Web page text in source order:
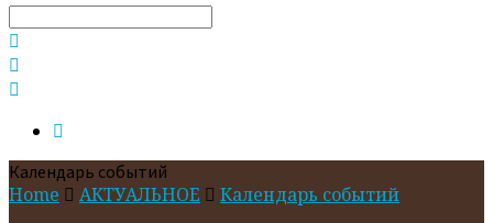
Search
Календарь событий
Home АКТУАЛЬНОЕ
Календарь событий